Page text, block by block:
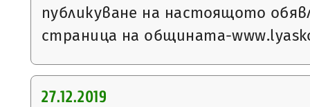
публикуване на настоящото
страница на общината-
27.12.2019